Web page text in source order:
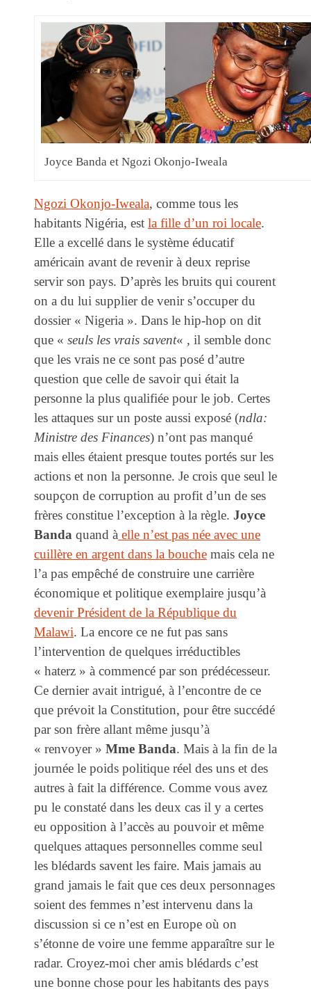
Joyce Banda et Ngozi Okonjo-Iweala
Ngozi Okonjo-Iweala, comme tous les
habitants Nigéria, est la fille d’un roi locale.
Elle a excellé dans le système éducatif
américain avant de revenir à deux reprise
servir son pays. D’après les bruits qui courent
on a du lui supplier de venir s’occuper du
dossier « Nigeria ». Dans le hip-hop on dit
que « seuls les vrais savent« , il semble donc
que les vrais ne ce sont pas posé d’autre
question que celle de savoir qui était la
personne la plus qualifiée pour le job. Certes
les attaques sur un poste aussi exposé (ndla:
Ministre des Finances) n’ont pas manqué
mais elles étaient presque toutes portés sur les
actions et non la personne. Je crois que seul le
soupçon de corruption au profit d’un de ses
frères constitue l’exception à la règle. Joyce
Banda quand à elle n’est pas née avec une
cuillère en argent dans la bouche mais cela ne
l’a pas empêché de construire une carrière
économique et politique exemplaire jusqu’à
devenir Président de la République du
Malawi. La encore ce ne fut pas sans
l’intervention de quelques irréductibles
« haterz » à commencé par son prédécesseur.
Ce dernier avait intrigué, à l’encontre de ce
que prévoit la Constitution, pour être succédé
par son frère allant même jusqu’à
« renvoyer » Mme Banda. Mais à la fin de la
journée le poids politique réel des uns et des
autres à fait la différence. Comme vous avez
pu le constaté dans les deux cas il y a certes
eu opposition à l’accès au pouvoir et même
quelques attaques personnelles comme seul
les blédards savent les faire. Mais jamais au
grand jamais le fait que ces deux personnages
soient des femmes n’est intervenu dans la
discussion si ce n’est en Europe où on
s’étonne de voire une femme apparaître sur le
radar. Croyez-moi cher amis blédards c’est
une bonne chose pour les habitants des pays